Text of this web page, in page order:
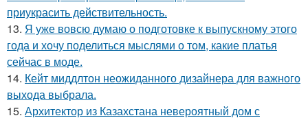
приукрасить действительность.
13. Я уже вовсю думаю о подготовке к выпускному этого
года и хочу поделиться мыслями о том, какие платья
сейчас в моде.
14. Кейт миддлтон неожиданного дизайнера для важного
выхода выбрала.
15. Архитектор из Казахстана невероятный дом с